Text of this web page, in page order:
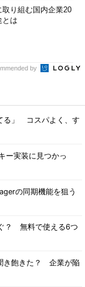
り組む国内企業20
とは
by
る」 コスパよく、す
ー実装に見つかっ
の同期機能を狙う
？ 無料で使える6つ
き飽きた？ 企業が陥